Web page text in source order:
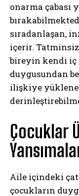
onarma çabası
sıradanlaşan,
içerir.
bireyin kendi
duygusundan
ilişkiye
Çocuklar
Aile içindeki
çocukların